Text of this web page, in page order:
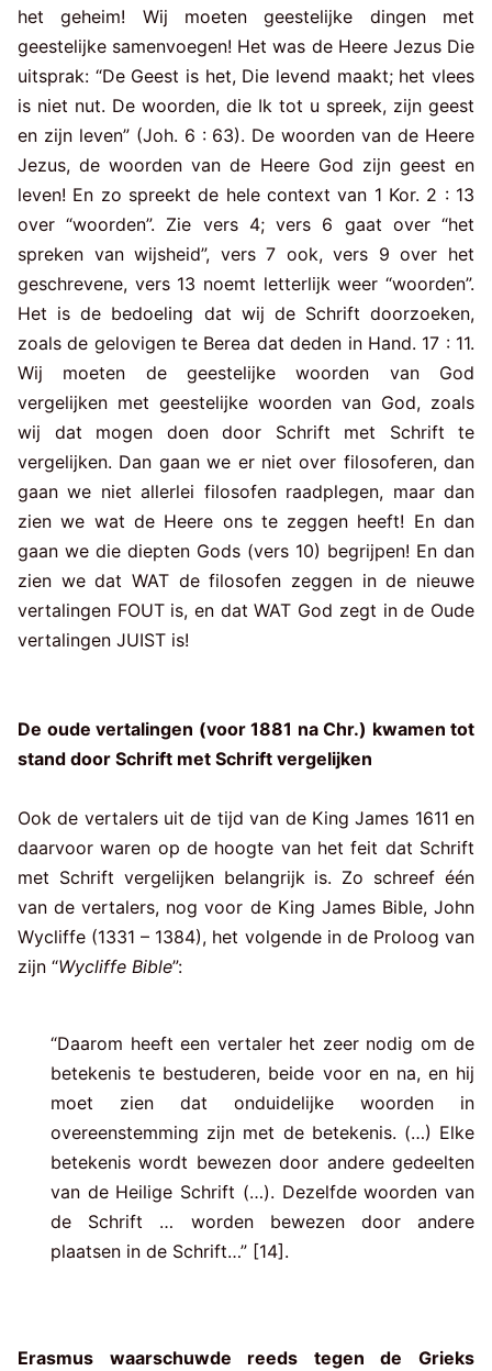
het geheim! Wij moeten geestelijke dingen met
geestelijke samenvoegen! Het was de Heere Jezus Die
uitsprak: “De Geest is het, Die levend maakt; het vlees
is niet nut. De woorden, die Ik tot u spreek, zijn geest
en zijn leven” (Joh. 6 : 63). De woorden van de Heere
Jezus, de woorden van de Heere God zijn geest en
leven! En zo spreekt de hele context van 1 Kor. 2 : 13
over “woorden”. Zie vers 4; vers 6 gaat over “het
spreken van wijsheid”, vers 7 ook, vers 9 over het
geschrevene, vers 13 noemt letterlijk weer “woorden”.
Het is de bedoeling dat wij de Schrift doorzoeken,
zoals de gelovigen te Berea dat deden in Hand. 17 : 11.
Wij moeten de geestelijke woorden van God
vergelijken met geestelijke woorden van God, zoals
wij dat mogen doen door Schrift met Schrift te
vergelijken. Dan gaan we er niet over filosoferen, dan
gaan we niet allerlei filosofen raadplegen, maar dan
zien we wat de Heere ons te zeggen heeft! En dan
gaan we die diepten Gods (vers 10) begrijpen! En dan
zien we dat WAT de filosofen zeggen in de nieuwe
vertalingen FOUT is, en dat WAT God zegt in de Oude
vertalingen JUIST is!
De oude vertalingen (voor 1881 na Chr.) kwamen tot
stand door Schrift met Schrift vergelijken
Ook de vertalers uit de tijd van de King James 1611 en
daarvoor waren op de hoogte van het feit dat Schrift
met Schrift vergelijken belangrijk is. Zo schreef één
van de vertalers, nog voor de King James Bible, John
Wycliffe (1331 – 1384), het volgende in de Proloog van
zijn “Wycliffe Bible”:
“Daarom heeft een vertaler het zeer nodig om de
betekenis te bestuderen, beide voor en na, en hij
moet zien dat onduidelijke woorden in
overeenstemming zijn met de betekenis. (…) Elke
betekenis wordt bewezen door andere gedeelten
van de Heilige Schrift (…). Dezelfde woorden van
de Schrift … worden bewezen door andere
plaatsen in de Schrift…” [14].
Erasmus waarschuwde reeds tegen de Grieks